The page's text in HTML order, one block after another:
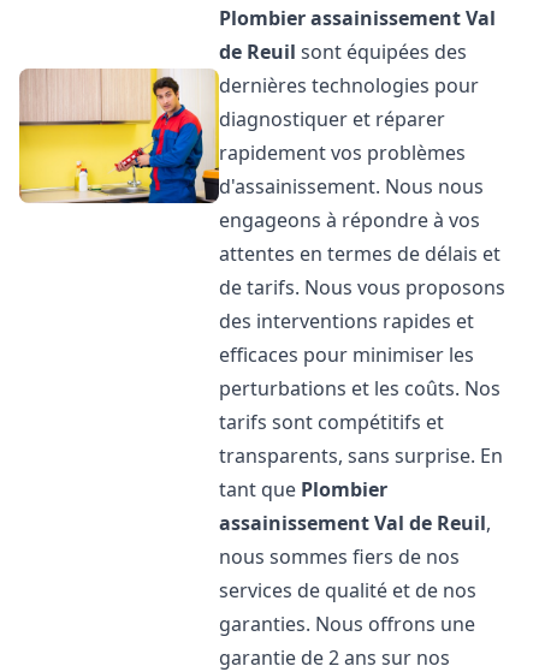
Plombier assainissementVal
de Reuil sont équipées des
dernières technologies pour
diagnostiquer et réparer
rapidement vos problèmes
d'assainissement. Nous nous
engageons à répondre à vos
attentes en termes de délais et
de tarifs. Nous vous proposons
des interventions rapides et
efficaces pour minimiser les
perturbations et les coûts. Nos
tarifs sont compétitifs et
transparents, sans surprise. En
tant que Plombier
assainissementVal de Reuil,
nous sommes fiers de nos
services de qualité et de nos
garanties. Nous offrons une
garantie de 2 ans sur nos